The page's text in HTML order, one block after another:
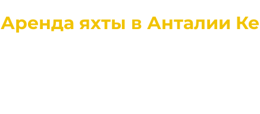
Аренда яхты в Анталии